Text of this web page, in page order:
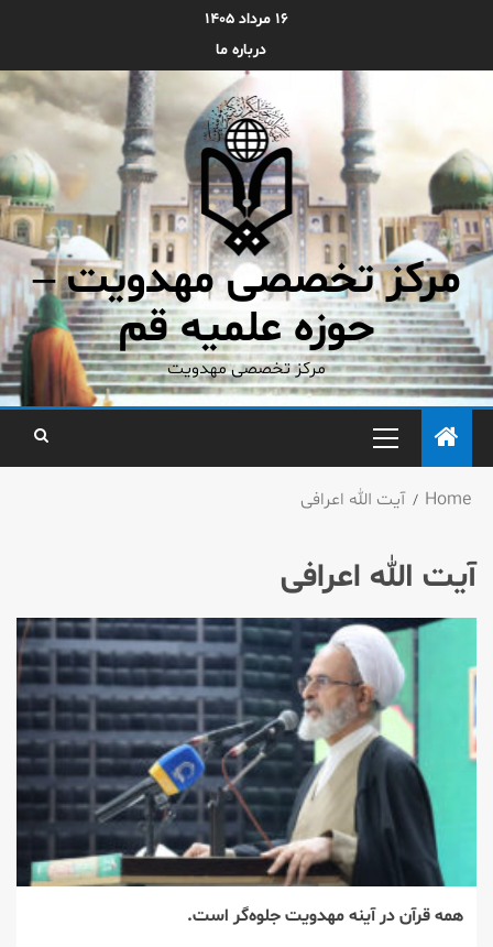
۱۶ مرداد ۱۴۰۵
درباره ما
مرکز تخصصی مهدویت –
حوزه علمیه قم
مرکز تخصصی مهدویت
Home آیت الله اعرافی
آیت الله اعرافی
همه قرآن در آینه مهدویت جلوه‌گر است.